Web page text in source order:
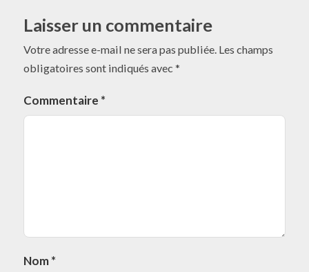
Laisser un commentaire
Votre adresse e-mail ne sera pas publiée. Les champs
obligatoires sont indiqués avec *
Commentaire *
Nom*